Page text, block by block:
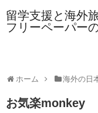
留学支援と海外
フリーペーパー
ホーム 海外の日
お気楽monkey